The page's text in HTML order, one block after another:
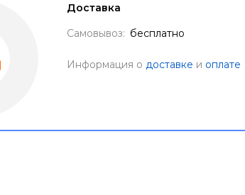
Доставка
Самовывоз: бесплатно
Информация о доставке и оплате